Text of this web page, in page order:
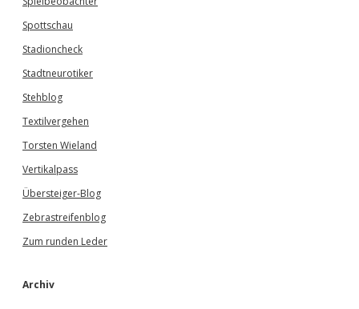
Spottschau
Stadioncheck
Stadtneurotiker
Stehblog
Textilvergehen
Torsten Wieland
Vertikalpass
Übersteiger-Blog
Zebrastreifenblog
Zum runden Leder
Archiv